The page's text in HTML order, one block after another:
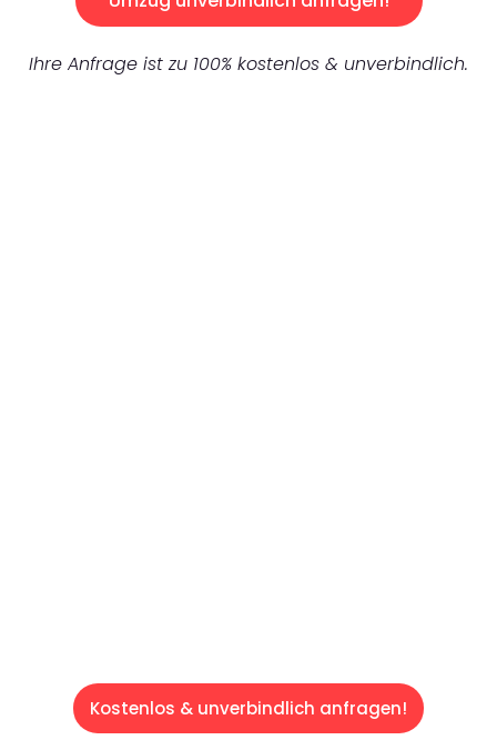
Ihre Anfrage ist zu 100% kostenlos & unverbindlich.
Kostenlos & unverbindlich anfragen!